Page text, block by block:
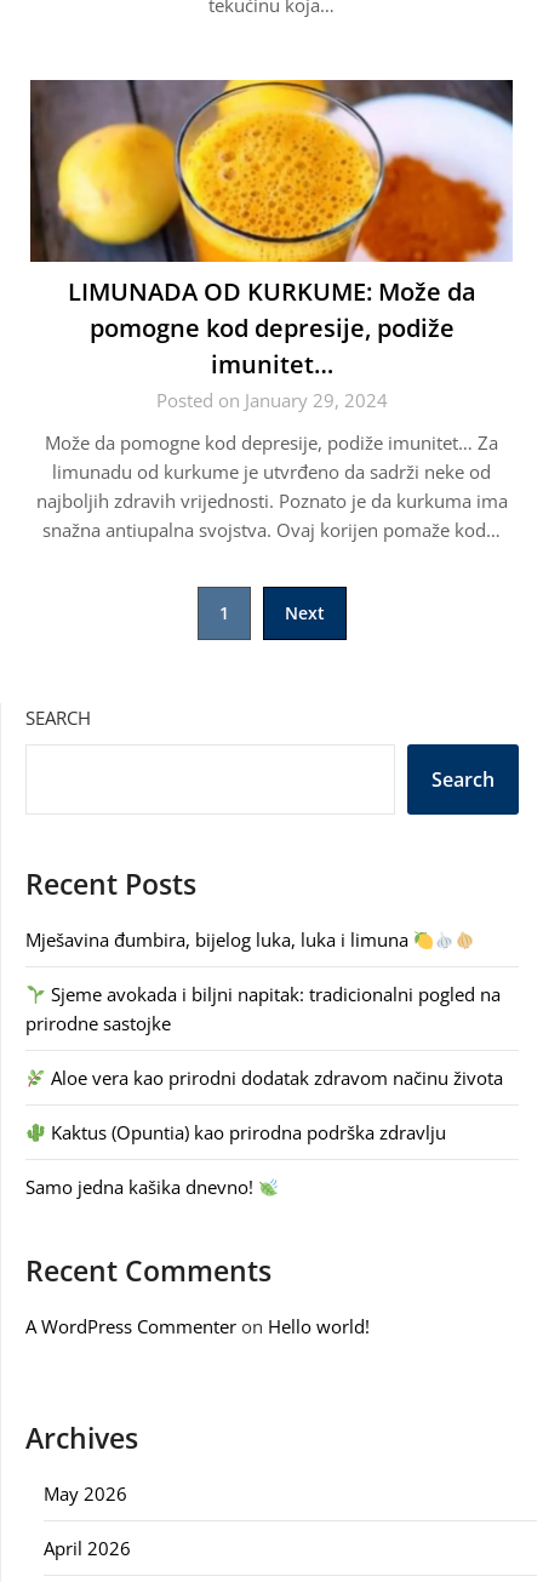
tekućinu koja…
LIMUNADA OD KURKUME: Može da
pomogne kod depresije, podiže
imunitet…
Posted on January 29, 2024
Može da pomogne kod depresije, podiže imunitet… Za
limunadu od kurkume je utvrđeno da sadrži neke od
najboljih zdravih vrijednosti. Poznato je da kurkuma ima
snažna antiupalna svojstva. Ovaj korijen pomaže kod…
1 Next
SEARCH
Search
Recent Posts
Mješavina đumbira, bijelog luka, luka i limuna
Sjeme avokada i biljni napitak: tradicionalni pogled na
prirodne sastojke
Aloe vera kao prirodni dodatak zdravom načinu života
Kaktus (Opuntia) kao prirodna podrška zdravlju
Samo jedna kašika dnevno!
Recent Comments
A WordPress Commenter on Hello world!
Archives
May 2026
April 2026